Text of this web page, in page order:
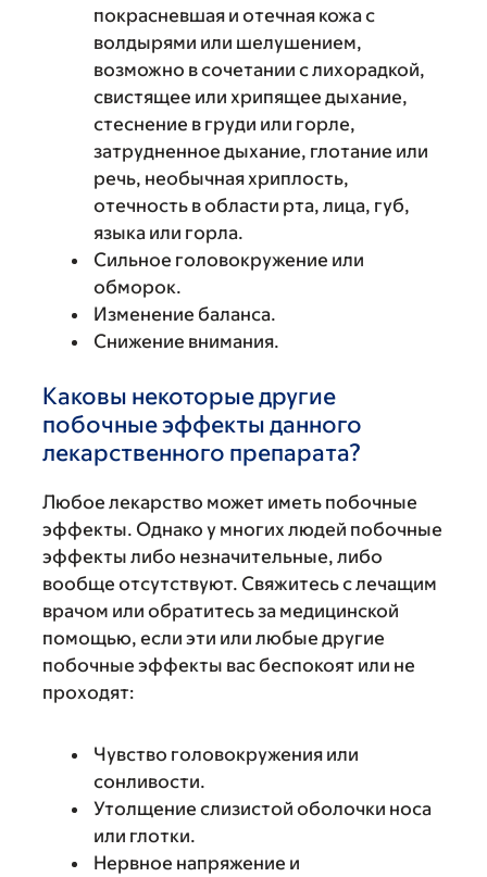
покрасневшая и отечная кожа с
волдырями или шелушением,
возможно в сочетании с лихорадкой,
свистящее или хрипящее дыхание,
стеснение в груди или горле,
затрудненное дыхание, глотание или
речь, необычная хриплость,
отечность в области рта, лица, губ,
языка или горла.
Сильное головокружение или
обморок.
Изменение баланса.
Снижение внимания.
Каковы некоторые другие
побочные эффекты данного
лекарственного препарата?
Любое лекарство может иметь побочные
эффекты. Однако у многих людей побочные
эффекты либо незначительные, либо
вообще отсутствуют. Свяжитесь с лечащим
врачом или обратитесь за медицинской
помощью, если эти или любые другие
побочные эффекты вас беспокоят или не
проходят:
Чувство головокружения или
сонливости.
Утолщение слизистой оболочки носа
или глотки.
Нервное напряжение и